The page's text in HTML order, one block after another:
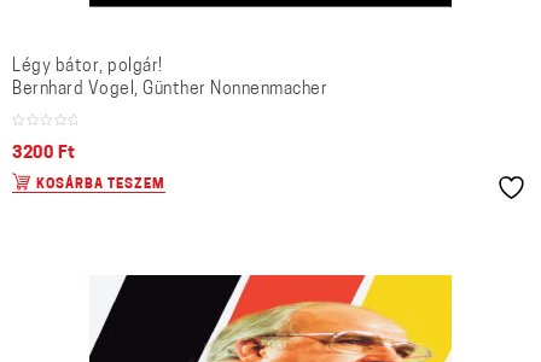
Légy bátor, polgár!
Bernhard Vogel, Günther Nonnenmacher
3200 Ft
KOSÁRBA TESZEM